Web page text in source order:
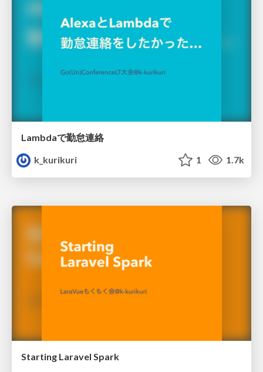
Lambdaで勤怠連絡
k_kurikuri
1 1.7k
Starting Laravel Spark